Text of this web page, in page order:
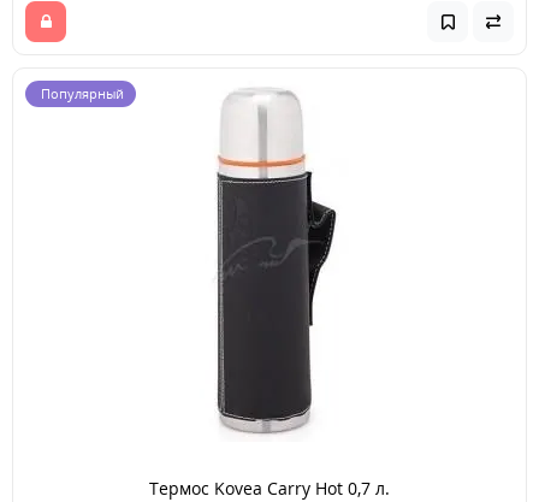
Популярный
Термос Kovea Carry Hot 0,7 л.